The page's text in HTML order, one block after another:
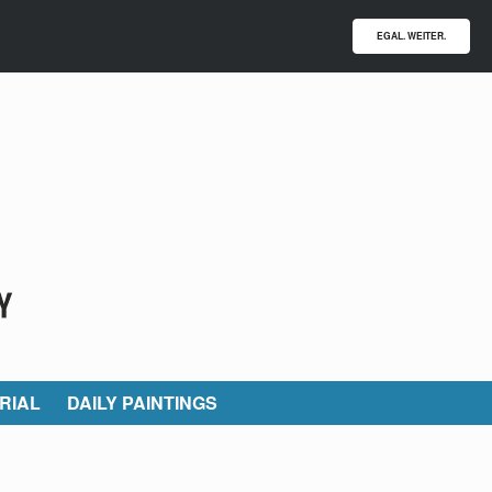
DAILY PAINTINGS
EGAL. WEITER.